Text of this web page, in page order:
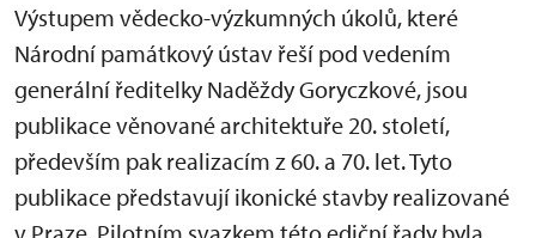
Výstupem vědecko-výzkumných úkolů, které
Národní památkový ústav řeší pod vedením
generální ředitelky Naděždy Goryczkové, jsou
publikace věnované architektuře 20. století,
především pak realizacím z 60. a 70. let. Tyto
publikace představují ikonické stavby realizované